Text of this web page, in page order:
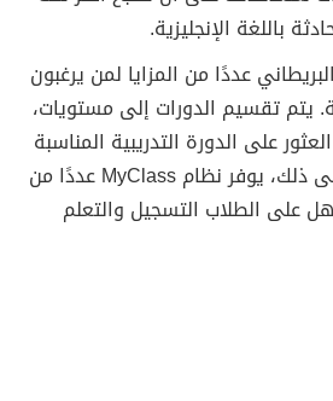
باللغة الإنجليزية.
عددًا من المزايا لمن يرغبون
يتم تقسيم الدورات إلى مستويات،
على الدورة التدريبية المناسبة
لاحتياجاتهم. بالإضافة إلى ذلك، يوفر نظام MyClass عددًا من
على الطلاب التسجيل والتعلم